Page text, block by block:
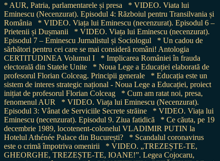
* AUR, Patria, parlamentarele și presa
* VIDEO. Viata lui
Eminescu (Necenzurat). Episodul 4: Războiul pentru Transilvania și
România
* VIDEO. Viața lui Eminescu (necenzurat). Episodul 6 –
Prietenii și Dușmanii
* VIDEO. Viața lui Eminescu (necenzurat).
Episodul 7 – Eminescu Jurnalistul și Sociologul
* Un cadou de
sărbători pentru cei care se mai consideră români! Antologia
CERTITUDINEA Volumul I
* Implicarea României în frauda
electorală din Statele Unite
* Noua Lege a Educației elaborată de
profesorul Florian Colceag. Principii generale
* Educația este un
sistem de interes strategic național - Noua Lege a Educației, proiect
inițiat de profesorul Florian Colceag
* Cum am ratat noi, presa,
fenomenul AUR
* VIDEO. Viața lui Eminescu (Necenzurat).
Episodul 3: Vânat de Serviciile Secrete străine
* VIDEO. Viața lui
Eminescu (necenzurat). Episodul 9. Ziua fatidică
* Ce căuta, pe 19
decembrie 1989, locotenent-colonelul VLADIMIR PUTIN la
Hotelul Athénée Palace din București?
* Scandalul coronavirus
este o crimă împotriva omenirii
* VIDEO. „TREZEȘTE-TE,
GHEORGHE, TREZEȘTE-TE, IOANE!”. Legea Cojocaru,